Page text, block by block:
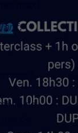
:
à
de
de